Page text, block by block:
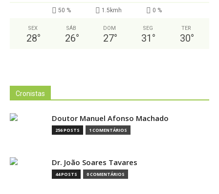
50 % 1.5kmh 0 %
SEX
28°
SÁB
26°
DOM
27°
SEG
31 °
TER
30°
Cronistas
Doutor Manuel Afonso Machado
256 POSTS 1 COMENTÁRIOS
Dr. João Soares Tavares
44 POSTS 0 COMENTÁRIOS